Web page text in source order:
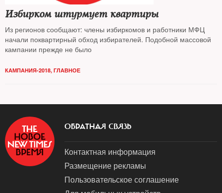
Избирком штурмует квартиры
Из регионов сообщают: члены избиркомов и работники МФЦ
начали поквартирный обход избирателей. Подобной массовой
кампании прежде не было
КАМПАНИЯ-2018, ГЛАВНОЕ
ОБРАТНАЯ СВЯЗЬ
Контактная информация
Размещение рекламы
Пользовательское соглашение